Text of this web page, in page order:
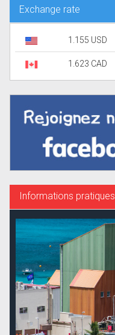
Exchange rate
1.155 USD
1.623 CAD
Informations pratiques